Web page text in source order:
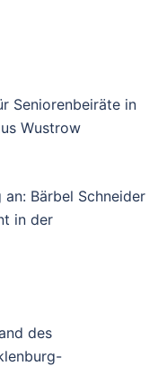
Seniorenbeiräte in
Wustrow
Bärbel Schneider
in der
des